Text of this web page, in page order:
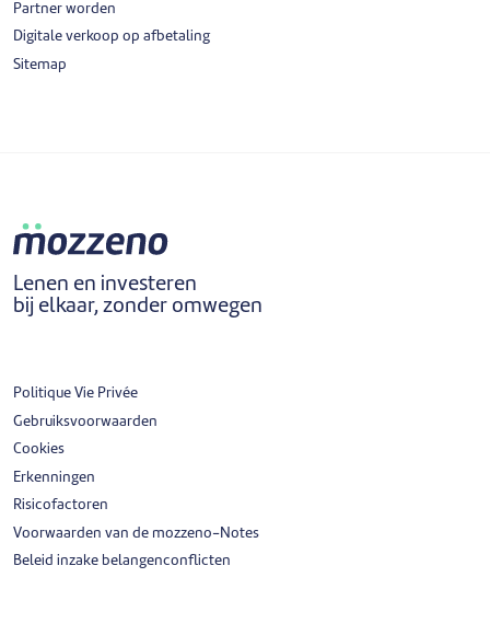
Partner worden
Digitale verkoop op afbetaling
Sitemap
Lenen en investeren
bij elkaar, zonder omwegen
Politique Vie Privée
Gebruiksvoorwaarden
Cookies
Erkenningen
Risicofactoren
Voorwaarden van de mozzeno-Notes
Beleid inzake belangenconflicten